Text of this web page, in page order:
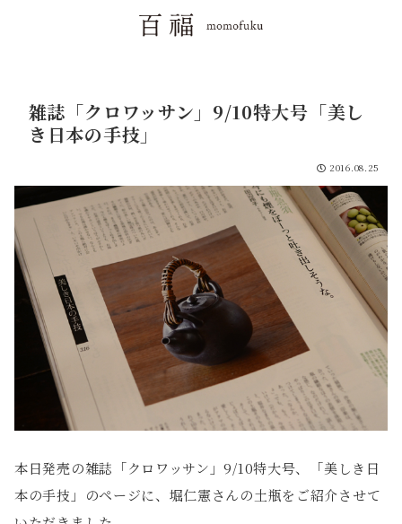
雑誌「クロワッサン」9/10特大号「美し
き日本の手技」
2016.08.25
本日発売の雑誌「クロワッサン」9/10特大号、「美しき日
本の手技」のページに、堀仁憲さんの土瓶をご紹介させて